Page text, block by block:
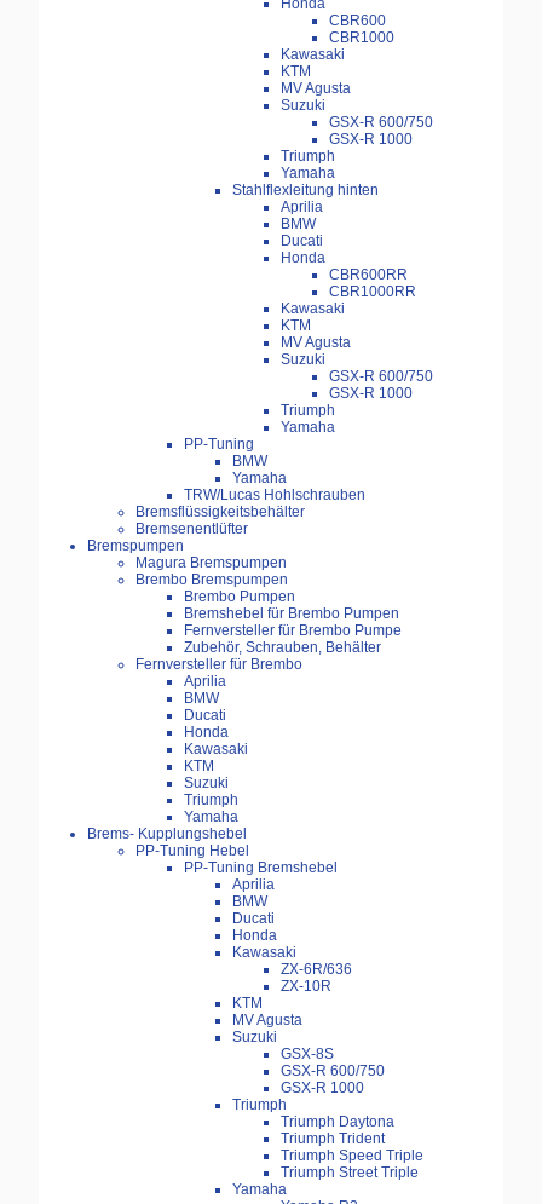
Honda
CBR600
CBR1000
Kawasaki
KTM
MV Agusta
Suzuki
GSX-R 600/750
GSX-R 1000
Triumph
Yamaha
Stahlflexleitung hinten
Aprilia
BMW
Ducati
Honda
CBR600RR
CBR1000RR
Kawasaki
KTM
MV Agusta
Suzuki
GSX-R 600/750
GSX-R 1000
Triumph
Yamaha
PP-Tuning
BMW
Yamaha
TRW/Lucas Hohlschrauben
Bremsflüssigkeitsbehälter
Bremsenentlüfter
Bremspumpen
Magura Bremspumpen
Brembo Bremspumpen
Brembo Pumpen
Bremshebel für Brembo Pumpen
Fernversteller für Brembo Pumpe
Zubehör, Schrauben, Behälter
Fernversteller für Brembo
Aprilia
BMW
Ducati
Honda
Kawasaki
KTM
Suzuki
Triumph
Yamaha
Brems- Kupplungshebel
PP-Tuning Hebel
PP-Tuning Bremshebel
Aprilia
BMW
Ducati
Honda
Kawasaki
ZX-6R/636
ZX-10R
KTM
MV Agusta
Suzuki
GSX-8S
GSX-R 600/750
GSX-R 1000
Triumph
Triumph Daytona
Triumph Trident
Triumph Speed Triple
Triumph Street Triple
Yamaha